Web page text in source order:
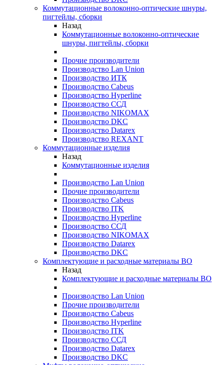
Коммутационные волоконно-оптические шнуры,
пигтейлы, сборки
Назад
Коммутационные волоконно-оптические
шнуры, пигтейлы, сборки
Прочие производители
Производство Lan Union
Производство ИТК
Производство Cabeus
Производство Hyperline
Производство ССД
Производство NIKOMAX
Производство DKC
Производство Datarex
Производство REXANT
Коммутационные изделия
Назад
Коммутационные изделия
Производство Lan Union
Прочие производители
Производство Cabeus
Производство ITK
Производство Hyperline
Производство ССД
Производство NIKOMAX
Производство Datarex
Производство DKC
Комплектующие и расходные материалы ВО
Назад
Комплектующие и расходные материалы ВО
Производство Lan Union
Прочие производители
Производство Cabeus
Производство Hyperline
Производство ITK
Производство ССД
Производство Datarex
Производство DKC